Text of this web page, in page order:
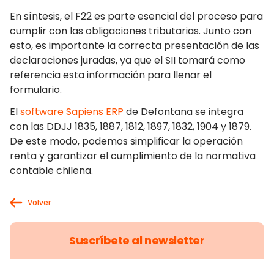
En síntesis, el F22 es parte esencial del proceso para
cumplir con las obligaciones tributarias. Junto con
esto, es importante la correcta presentación de las
declaraciones juradas, ya que el SII tomará como
referencia esta información para llenar el
formulario.
Elsoftware Sapiens ERP de Defontana se integra
con las DDJJ 1835, 1887, 1812, 1897, 1832, 1904 y 1879.
De este modo, podemos simplificar la operación
renta y garantizar el cumplimiento de la normativa
contable chilena.
Volver
Suscríbete al newsletter